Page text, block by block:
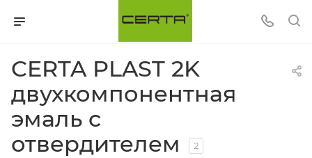
CERTA PLAST 2K
двухкомпонентная
эмаль с
отвердителем
2